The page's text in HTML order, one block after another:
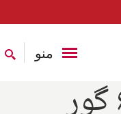
منو
کشف حداقل ۶۶ گور‌